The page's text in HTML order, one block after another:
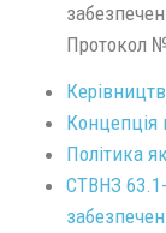
Протокол
Політика
СТВНЗ